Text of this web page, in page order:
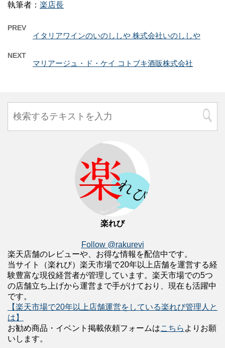
執筆者： 楽店長
PREV
イタリアワインのいのししや 株式会社いのししや
NEXT
マリアージュ・ド・ケイ コトブキ酒販株式会社
楽れび
Follow @rakurevi
楽天店舗のレビューや、お得な情報を配信中です。
当サイト（楽れび）楽天市場で20年以上店舗を運営する経
験豊富な現役経営者が管理しています。楽天市場での5つ
の店舗立ち上げから運営まで手がけており、現在も活躍中
です。
【楽天市場で20年以上店舗運営をしている楽れび管理人と
は】
お勧め商品・イベント掲載依頼フォームはこちら よりお願
いします。